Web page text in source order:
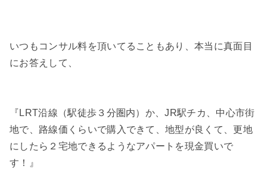
いつもコンサル料を頂いてることもあり、本当に真面目
にお答えして、
『LRT沿線（駅徒歩３分圏内）か、JR駅チカ、中心市街
地で、路線価くらいで購入できて、地型が良くて、更地
にしたら２宅地できるようなアパートを現金買いで
す！』